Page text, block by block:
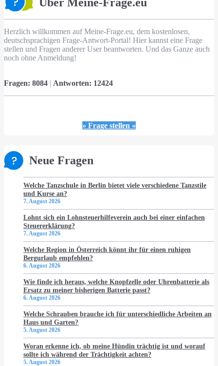
Herzlich willkommen auf Meine-Frage.eu, dem kostenlosen,
deutschsprachigen Frage-Antwort-Portal! Hier kannst eine Frage
stellen und Fragen anderer User beantworten. Und das Ganze auch
noch ohne Anmeldung!
Fragen: 8084 | Antworten: 12424
» Frage stellen «
Neue Fragen
Welche Tanzschule in Berlin bietet viele verschiedene Tanzstile
und Kurse an?
7. August 2026
Lohnt sich ein Lohnsteuerhilfeverein auch bei einer einfachen
Steuererklärung?
7. August 2026
Welche Region in Österreich könnt ihr für einen ruhigen
Bergurlaub empfehlen?
6. August 2026
Wie finde ich heraus, welche Knopfzelle oder Uhrenbatterie als
Ersatz zu meiner bisherigen Batterie passt?
6. August 2026
Welche Schrauben brauche ich für unterschiedliche Arbeiten an
Haus und Garten?
5. August 2026
Woran erkenne ich, ob meine Hündin trächtig ist und worauf
sollte ich während der Trächtigkeit achten?
5. August 2026